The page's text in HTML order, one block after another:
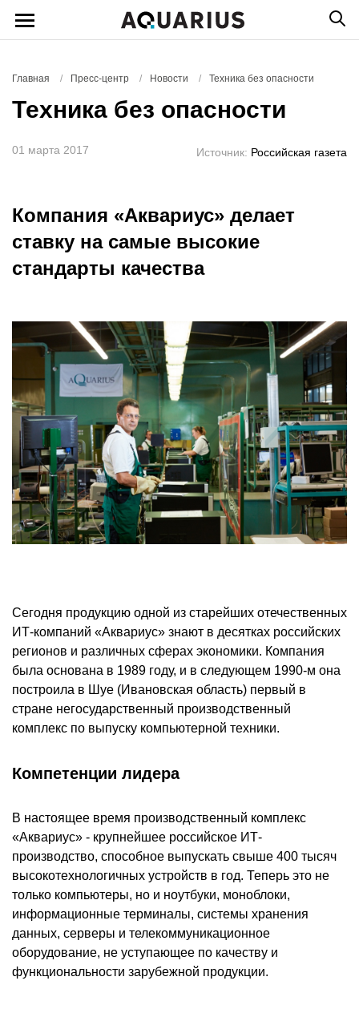
Главная / Пресс-центр / Новости / Техника без опасности
Техника без опасности
01 марта 2017 Источник: Российская газета
Компания «Аквариус» делает
ставку на самые высокие
стандарты качества
Сегодня продукцию одной из старейших отечественных
ИТ-компаний «Аквариус» знают в десятках российских
регионов и различных сферах экономики. Компания
была основана в 1989 году, и в следующем 1990-м она
построила в Шуе (Ивановская область) первый в
стране негосударственный производственный
комплекс по выпуску компьютерной техники.
Компетенции лидера
В настоящее время производственный комплекс
«Аквариус» - крупнейшее российское ИТ-
производство, способное выпускать свыше 400 тысяч
высокотехнологичных устройств в год. Теперь это не
только компьютеры, но и ноутбуки, моноблоки,
информационные терминалы, системы хранения
данных, серверы и телекоммуникационное
оборудование, не уступающее по качеству и
функциональности зарубежной продукции.